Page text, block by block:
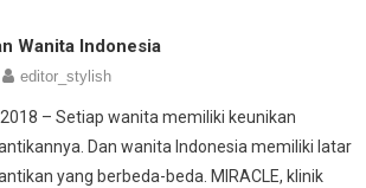
Wanita Indonesia
editor_stylish
– Setiap wanita memiliki keunikan
Dan wanita Indonesia memiliki latar
yang berbeda-beda. MIRACLE, klinik